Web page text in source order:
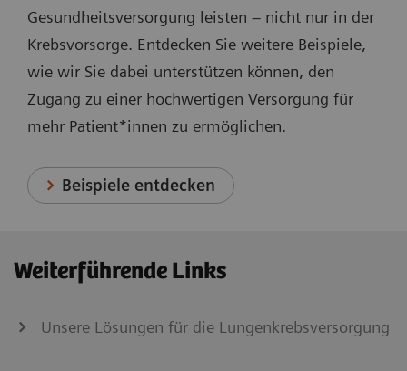
Gesundheitsversorgung leisten – nicht nur in der
Krebsvorsorge. Entdecken Sie weitere Beispiele,
wie wir Sie dabei unterstützen können, den
Zugang zu einer hochwertigen Versorgung für
mehr Patient*innen zu ermöglichen.
Beispiele entdecken
Weiterführende Links
Unsere Lösungen für die Lungenkrebsversorgung